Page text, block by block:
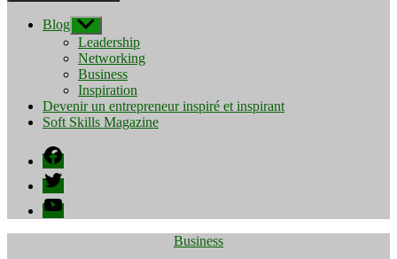
Blog Afficher
le
sous-
menu
Leadership
Networking
Business
Inspiration
Devenir un entrepreneur inspiré et inspirant
Soft Skills Magazine
Facebook
Twitter
YouTube
Catégories
Business